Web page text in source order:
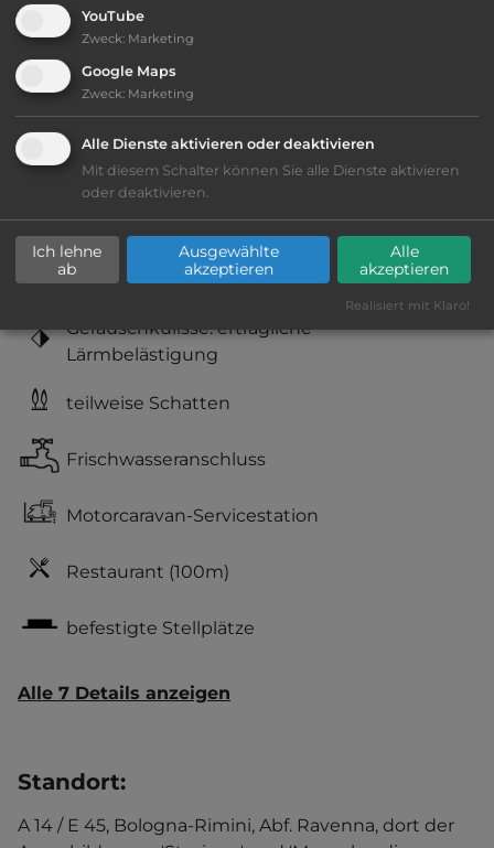
Sehenswürdigkeiten:
Ravennas frühchristliche Kirchen, div. Museen.
Ausstattung:
Lage: ansprechend
Geräuschkulisse: erträgliche
Lärmbelästigung
teilweise Schatten
Frischwasseranschluss
Motorcaravan-Servicestation
Restaurant (100m)
befestigte Stellplätze
Alle 7 Details anzeigen
Standort:
A 14 / E 45, Bologna-Rimini, Abf. Ravenna, dort der
YouTube
Zweck: Marketing
Google Maps
Zweck: Marketing
Alle Dienste aktivieren oder deaktivieren
Mit diesem Schalter können Sie alle Dienste aktivieren
oder deaktivieren.
Ich lehne
ab
Ausgewählte
akzeptieren
Alle
akzeptieren
Realisiert mit Klaro!